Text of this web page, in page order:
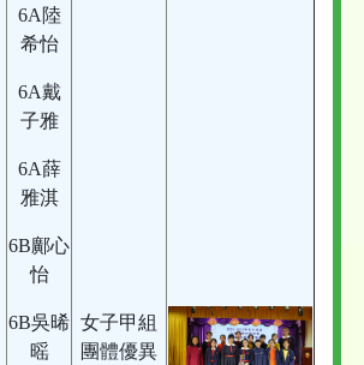
6A陸
希怡
6A戴
子雅
6A薛
雅淇
6B鄺心
怡
6B吳晞
暚
女子甲組
團體優異